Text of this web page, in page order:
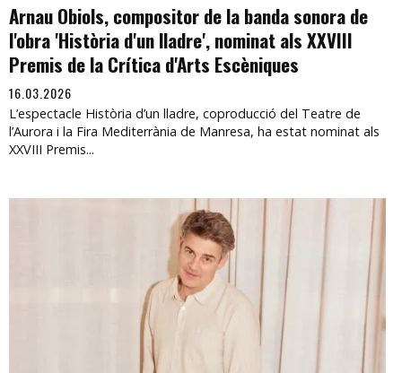
Arnau Obiols, compositor de la banda sonora de
l'obra 'Història d'un lladre', nominat als XXVIII
Premis de la Crítica d'Arts Escèniques
16.03.2026
L’espectacle Història d’un lladre, coproducció del Teatre de
l’Aurora i la Fira Mediterrània de Manresa, ha estat nominat als
XXVIII Premis...